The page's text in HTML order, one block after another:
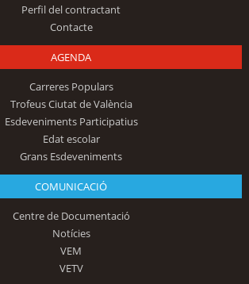
Perfil del contractant
Contacte
AGENDA
Carreres Populars
Trofeus Ciutat de València
Esdeveniments Participatius
Edat escolar
Grans Esdeveniments
COMUNICACIÓ
Centre de Documentació
Notícies
VEM
VETV